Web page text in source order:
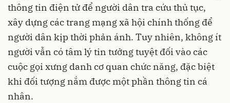
thông tin điện tử để người dân tra cứu thủ tục,
xây dựng các trang mạng xã hội chính thống để
người dân kịp thời phản ánh. Tuy nhiên, không ít
người vẫn có tâm lý tin tưởng tuyệt đối vào các
cuộc gọi xưng danh cơ quan chức năng, đặc biệt
khi đối tượng nắm được một phần thông tin cá
nhân.